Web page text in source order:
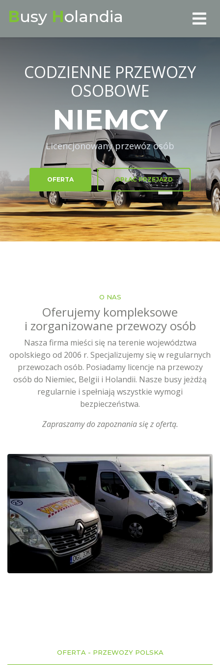
Busy Holandia
CODZIENNE PRZEWOZY
OSOBOWE
BELGIA
Licencjonowany przewóz osób
OFERTA OPŁAĆ PRZEJAZD
O NAS
Oferujemy kompleksowe
i zorganizowane przewozy osób
Nasza firma mieści się na terenie województwa
opolskiego od 2006 r. Specjalizujemy się w regularnych
przewozach osób. Posiadamy licencje na przewozy
osób do Niemiec, Belgii i Holandii. Nasze busy jeżdżą
regularnie i spełniają wszystkie wymogi
bezpieczeństwa.
Zapraszamy do zapoznania się z ofertą.
OFERTA - PRZEWOZY POLSKA